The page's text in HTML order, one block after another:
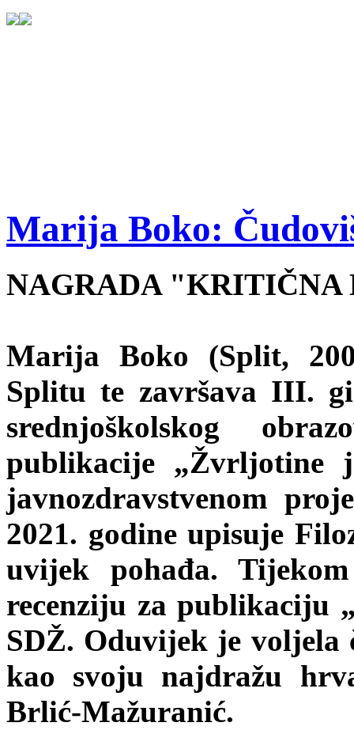
Marija Boko:
NAGRADA "KRITIČNA
Marija Boko (Split,
Splitu te završava III.
srednjoškolskog
publikacije „Žvrljotine
javnozdravstvenom
2021. godine upisuje
uvijek pohađa.
recenziju za publikaciju
SDŽ. Oduvijek je voljela
kao svoju najdražu
Brlić-Mažuranić.